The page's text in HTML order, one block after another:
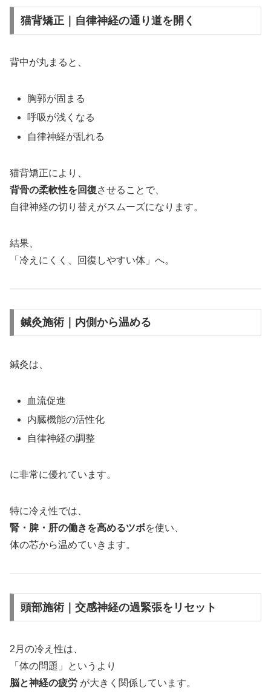
猫背矯正｜自律神経の通り道を開く
背中が丸まると、
胸郭が固まる
呼吸が浅くなる
自律神経が乱れる
猫背矯正により、
背骨の柔軟性を回復させることで、
自律神経の切り替えがスムーズになります。
結果、
「冷えにくく、回復しやすい体」へ。
鍼灸施術｜内側から温める
鍼灸は、
血流促進
内臓機能の活性化
自律神経の調整
に非常に優れています。
特に冷え性では、
腎・脾・肝の働きを高めるツボを使い、
体の芯から温めていきます。
頭部施術｜交感神経の過緊張をリセット
2月の冷え性は、
「体の問題」というより
脳と神経の疲労 が大きく関係しています。